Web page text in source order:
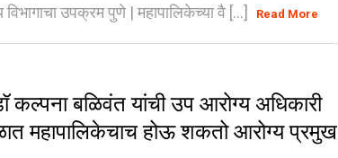
उपक्रम पुणे | महापालिकेच्या वै [...]
Read More
बळिवंत यांची उप आरोग्य अधिकारी
महापालिकेचाच होऊ शकतो आरोग्य प्रमुख